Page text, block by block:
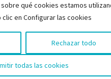
qué cookies estamos
en Configurar las cookies
Rechazar todo
todas las cookies